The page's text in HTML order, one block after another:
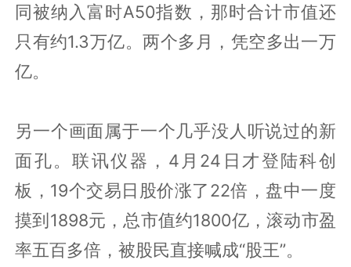
同被纳入富时A50指数，那时合计市值还
只有约1.3万亿。两个多月，凭空多出一万
亿。
另一个画面属于一个几乎没人听说过的新
面孔。联讯仪器，4月24日才登陆科创
板，19个交易日股价涨了22倍，盘中一度
摸到1898元，总市值约1800亿，滚动市盈
率五百多倍，被股民直接喊成“股王”。